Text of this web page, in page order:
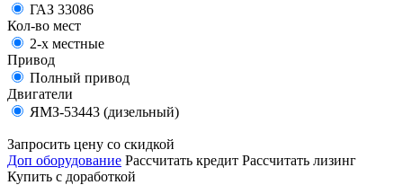
ГАЗ 33086
Кол-во мест
2-х местные
Привод
Полный привод
Двигатели
ЯМЗ-53443 (дизельный)
Запросить цену со скидкой
Доп оборудование Рассчитать кредит Рассчитать лизинг
Купить с доработкой